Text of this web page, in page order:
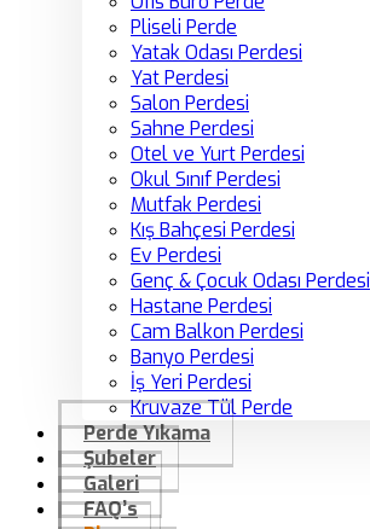
Pliseli Perde
Yatak Odası Perdesi
Yat Perdesi
Salon Perdesi
Sahne Perdesi
Otel ve Yurt Perdesi
Okul Sınıf Perdesi
Mutfak Perdesi
Kış Bahçesi Perdesi
Ev Perdesi
Genç & Çocuk Odası Perdesi
Hastane Perdesi
Cam Balkon Perdesi
Banyo Perdesi
İş Yeri Perdesi
Kruvaze Tül Perde
Perde Yıkama
Şubeler
Galeri
FAQ’s